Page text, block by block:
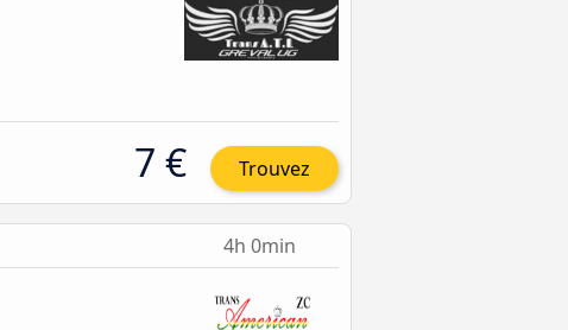
7 € Trouvez
4h 0min